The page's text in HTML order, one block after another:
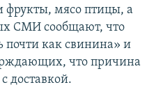
мясо птицы, а
СМИ сообщают, что
почти как свинина» и
что причина
доставкой.